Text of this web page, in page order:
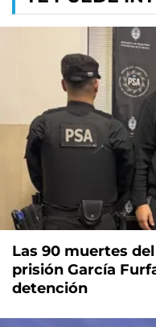
Las 90 muertes
prisión García
detención